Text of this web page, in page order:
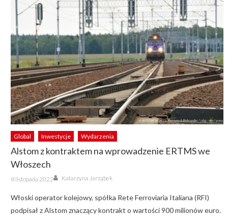
Global Inwestycje Wydarzenia
Alstom z kontraktem na wprowadzenie ERTMS we
Włoszech
Posted
on
8 listopada 2022 Author
Katarzyna Jarząbek
Włoski operator kolejowy, spółka Rete Ferroviaria Italiana (RFI)
podpisał z Alstom znaczący kontrakt o wartości 900 milionów euro.